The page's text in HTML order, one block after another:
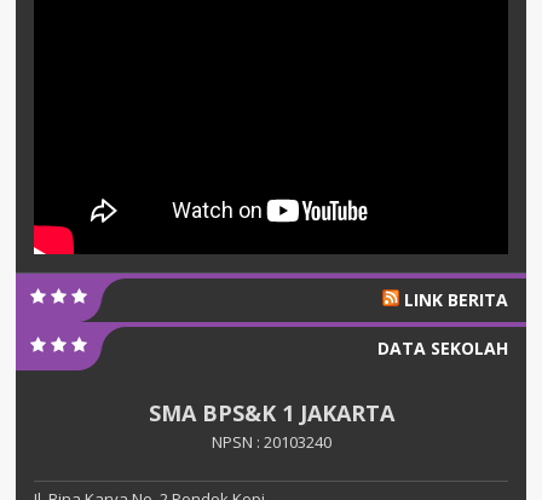
LINK BERITA
DATA SEKOLAH
SMA BPS&K 1 JAKARTA
NPSN : 20103240